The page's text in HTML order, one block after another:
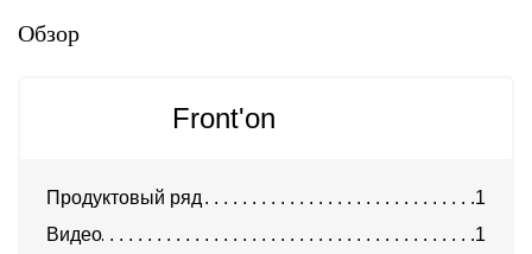
Обзор
Front'on
Продуктовый ряд
1
Видео
1